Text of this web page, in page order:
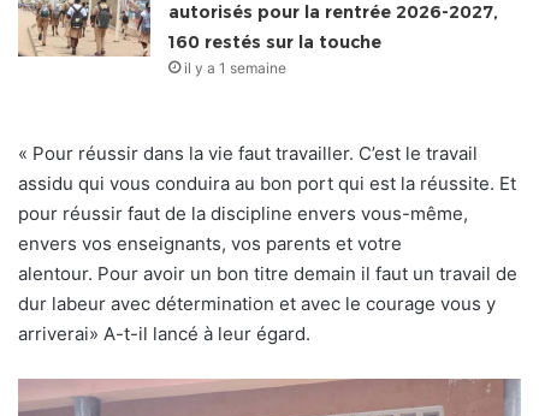
autorisés pour la rentrée 2026-2027,
160 restés sur la touche
il y a 1 semaine
« Pour réussir dans la vie faut travailler. C’est le travail
assidu qui vous conduira au bon port qui est la réussite. Et
pour réussir faut de la discipline envers vous-même,
envers vos enseignants, vos parents et votre
alentour. Pour avoir un bon titre demain il faut un travail de
dur labeur avec détermination et avec le courage vous y
arriverai» A-t-il lancé à leur égard.